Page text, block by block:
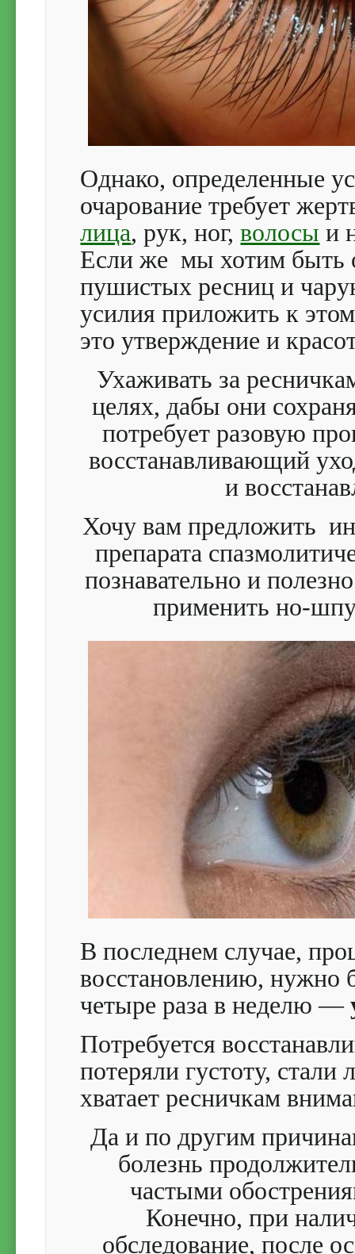
Однако, определенные
очарование требует
лица, рук, ног,волосы и
Если же мы хотим быть
пушистых ресниц и
усилия приложить к
это утверждение и
Ухаживать за
целях, дабы они
потребует разовую
восстанавливающий
и
Хочу вам предложить
препарата
познавательно и
применить но-
В последнем случае,
восстановлению, нужно
четыре раза в неделю —
Потребуется
потеряли густоту, стали
хватает ресничкам
Да и по другим
болезнь
частыми
Конечно, при
обследование, после